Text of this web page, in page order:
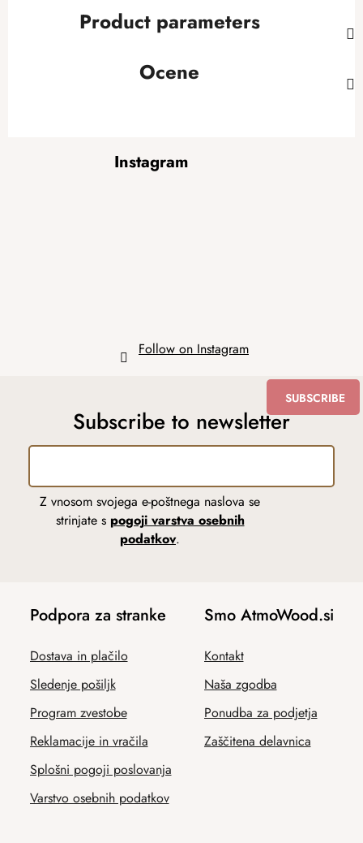
Product parameters
Ocene
Instagram
Follow on Instagram
Subscribe to newsletter
Z vnosom svojega e-poštnega naslova se
strinjate s pogoji varstva osebnih
podatkov.
SUBSCRIBE
Podpora za stranke
Dostava in plačilo
Sledenje pošiljk
Program zvestobe
Reklamacije in vračila
Splošni pogoji poslovanja
Varstvo osebnih podatkov
Smo AtmoWood.si
Kontakt
Naša zgodba
Ponudba za podjetja
Zaščitena delavnica